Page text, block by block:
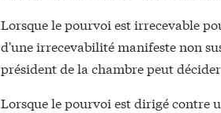
Lorsque le pourvoi est irrecevable
d'une irrecevabilité manifeste non
président de la chambre peut
Lorsque le pourvoi est dirigé contre